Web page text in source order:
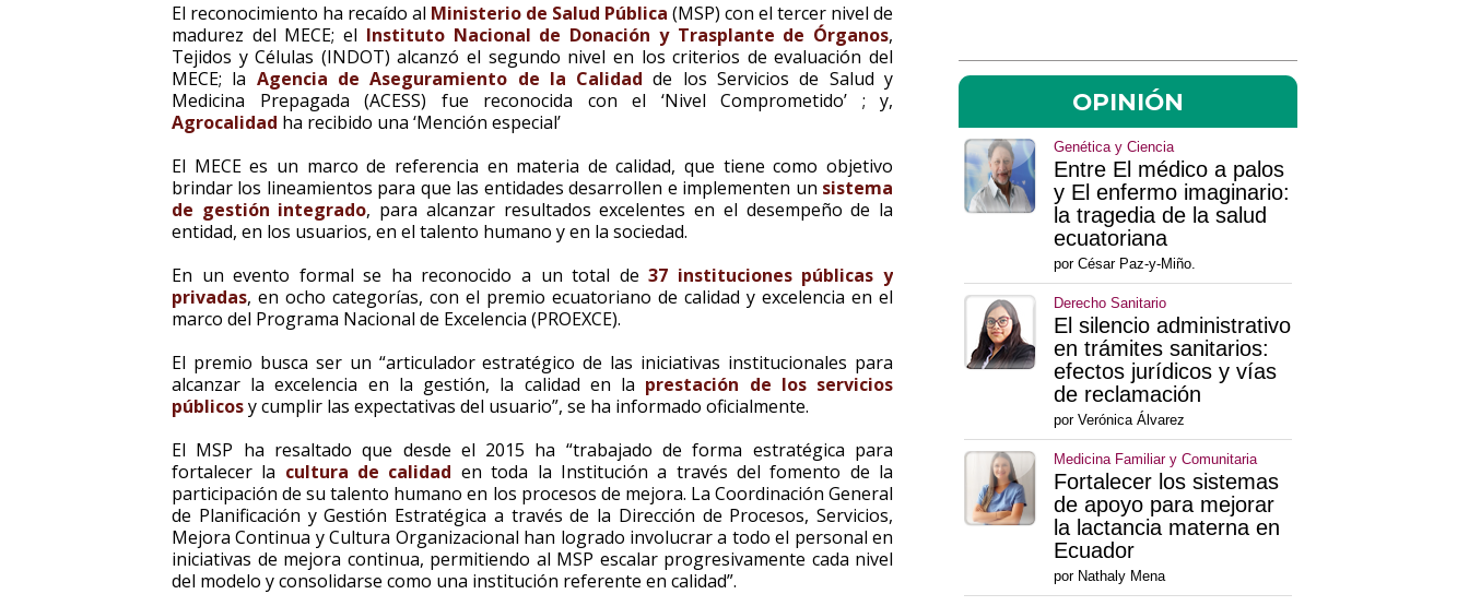
OPINIÓN
Genética y Ciencia
Entre El médico a palos
y El enfermo imaginario:
la tragedia de la salud
ecuatoriana
por César Paz-y-Miño.
Derecho Sanitario
El silencio administrativo
en trámites sanitarios:
efectos jurídicos y vías
de reclamación
por Verónica Álvarez
Medicina Familiar y Comunitaria
Fortalecer los sistemas
de apoyo para mejorar
la lactancia materna en
Ecuador
por Nathaly Mena
El reconocimiento ha recaído al Ministerio de Salud Pública (MSP) con el tercer nivel de
madurez del MECE; el Instituto Nacional de Donación y Trasplante de Órganos,
Tejidos y Células (INDOT) alcanzó el segundo nivel en los criterios de evaluación del
MECE; la Agencia de Aseguramiento de la Calidad de los Servicios de Salud y
Medicina Prepagada (ACESS) fue reconocida con el ‘Nivel Comprometido’ ; y,
Agrocalidad ha recibido una ‘Mención especial’
El MECE es un marco de referencia en materia de calidad, que tiene como objetivo
brindar los lineamientos para que las entidades desarrollen e implementen un sistema
de gestión integrado, para alcanzar resultados excelentes en el desempeño de la
entidad, en los usuarios, en el talento humano y en la sociedad.
En un evento formal se ha reconocido a un total de37 instituciones públicas y
privadas, en ocho categorías, con el premio ecuatoriano de calidad y excelencia en el
marco del Programa Nacional de Excelencia (PROEXCE).
El premio busca ser un “articulador estratégico de las iniciativas institucionales para
alcanzar la excelencia en la gestión, la calidad en la prestación de los servicios
públicosy cumplir las expectativas del usuario”, se ha informado oficialmente.
El MSP ha resaltado que desde el 2015 ha “trabajado de forma estratégica para
fortalecer la cultura de calidad en toda la Institución a través del fomento de la
participación de su talento humano en los procesos de mejora. La Coordinación General
de Planificación y Gestión Estratégica a través de la Dirección de Procesos, Servicios,
Mejora Continua y Cultura Organizacional han logrado involucrar a todo el personal en
iniciativas de mejora continua, permitiendo al MSP escalar progresivamente cada nivel
del modelo y consolidarse como una institución referente en calidad”.